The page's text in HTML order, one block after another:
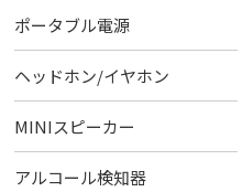
ポータブル電源
ヘッドホン/イヤホン
MINIスピーカー
アルコール検知器